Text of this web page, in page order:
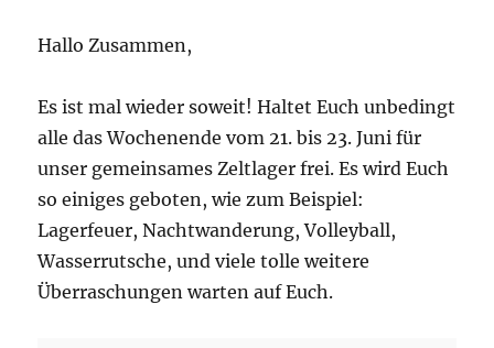
Hallo Zusammen,
Es ist mal wieder soweit! Haltet Euch unbedingt
alle das Wochenende vom 21. bis 23. Juni für
unser gemeinsames Zeltlager frei. Es wird Euch
so einiges geboten, wie zum Beispiel:
Lagerfeuer, Nachtwanderung, Volleyball,
Wasserrutsche, und viele tolle weitere
Überraschungen warten auf Euch.